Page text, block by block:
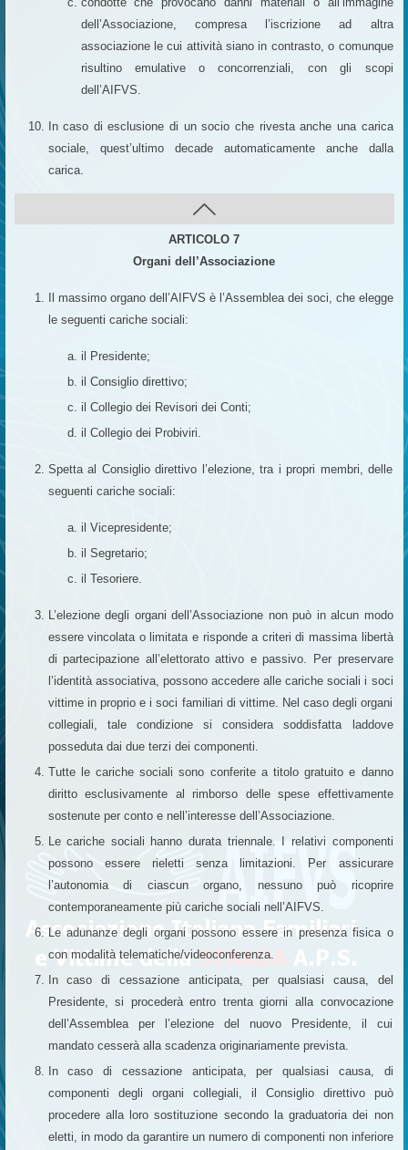
dell’Associazione, compresa l’iscrizione ad altra
associazione le cui attività siano in contrasto, o comunque
risultino emulative o concorrenziali, con gli scopi
dell’AIFVS.
In caso di esclusione di un socio che rivesta anche una carica
sociale, quest’ultimo decade automaticamente anche dalla
carica.
ARTICOLO 7
Organi dell’Associazione
Il massimo organo dell’AIFVS è l’Assemblea dei soci, che elegge
le seguenti cariche sociali:
il Presidente;
il Consiglio direttivo;
il Collegio dei Revisori dei Conti;
il Collegio dei Probiviri.
Spetta al Consiglio direttivo l’elezione, tra i propri membri, delle
seguenti cariche sociali:
il Vicepresidente;
il Segretario;
il Tesoriere.
L’elezione degli organi dell’Associazione non può in alcun modo
essere vincolata o limitata e risponde a criteri di massima libertà
di partecipazione all’elettorato attivo e passivo. Per preservare
l’identità associativa, possono accedere alle cariche sociali i soci
vittime in proprio e i soci familiari di vittime. Nel caso degli organi
collegiali, tale condizione si considera soddisfatta laddove
posseduta dai due terzi dei componenti.
Tutte le cariche sociali sono conferite a titolo gratuito e danno
diritto esclusivamente al rimborso delle spese effettivamente
sostenute per conto e nell’interesse dell’Associazione.
Le cariche sociali hanno durata triennale. I relativi componenti
possono essere rieletti senza limitazioni. Per assicurare
l’autonomia di ciascun organo, nessuno può ricoprire
contemporaneamente più cariche sociali nell’AIFVS.
Le adunanze degli organi possono essere in presenza fisica o
con modalità telematiche/videoconferenza.
In caso di cessazione anticipata, per qualsiasi causa, del
Presidente, si procederà entro trenta giorni alla convocazione
dell’Assemblea per l’elezione del nuovo Presidente, il cui
mandato cesserà alla scadenza originariamente prevista.
In caso di cessazione anticipata, per qualsiasi causa, di
componenti degli organi collegiali, il Consiglio direttivo può
procedere alla loro sostituzione secondo la graduatoria dei non
eletti, in modo da garantire un numero di componenti non inferiore